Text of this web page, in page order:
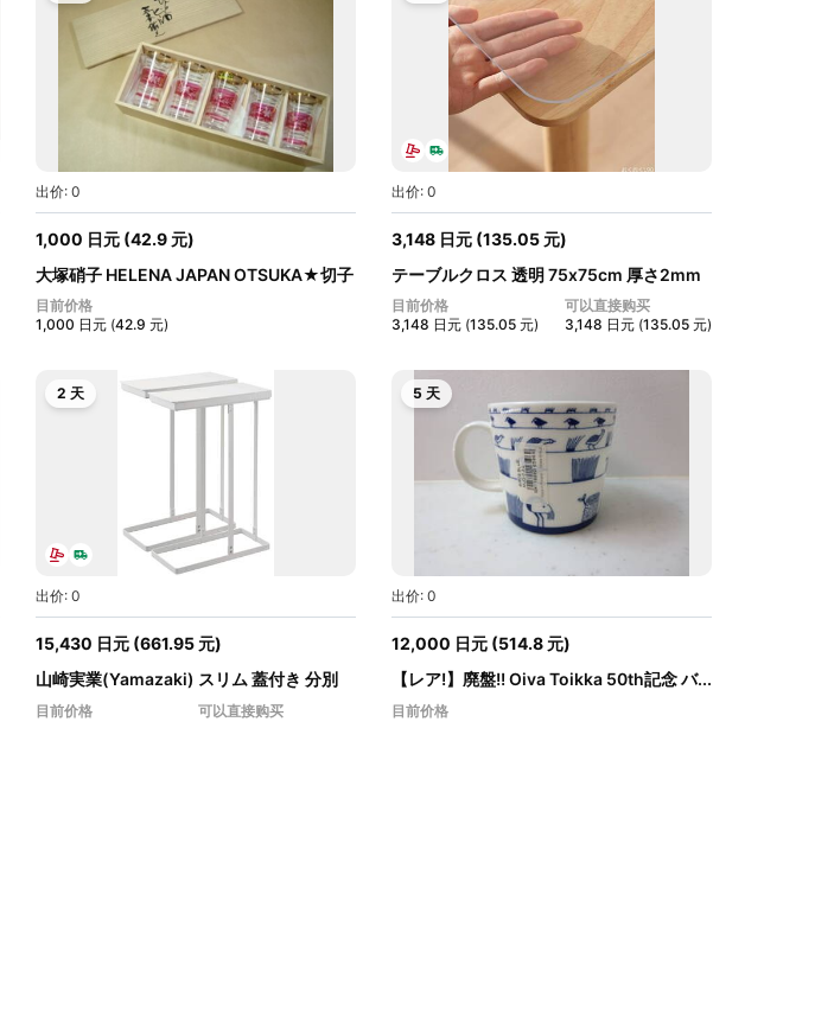
出价: 0
1,000 日元 (42.9 元)
大塚硝子 HELENA JAPAN OTSUKA★切子
ピンク...
目前价格
1,000 日元 (42.9 元)
出价: 0
3,148 日元 (135.05 元)
テーブルクロス 透明 75x75cm 厚さ2mm
PVC...
目前价格
3,148 日元 (135.05 元)
可以直接购买
3,148 日元 (135.05 元)
2 天
出价: 0
15,430 日元 (661.95 元)
山崎実業(Yamazaki) スリム 蓋付き 分別
ゴ...
目前价格
可以直接购买
5 天
出价: 0
12,000 日元 (514.8 元)
【レア!】廃盤!! Oiva Toikka 50th記念 バ...
目前价格